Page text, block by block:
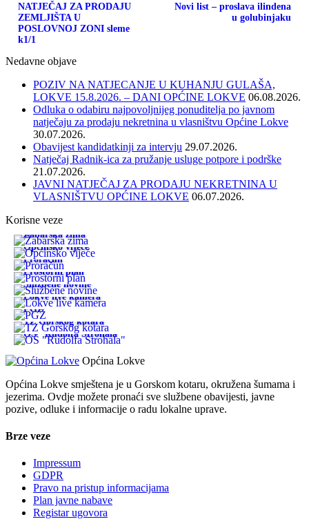
NATJEČAJ ZA PRODAJU
ZEMLJIŠTA U
POSLOVNOJ ZONI sleme
k1/1
Novi list – proslava ilindena
u golubinjaku
Nedavne objave
POZIV NA NATJECANJE U KUHANJU GULAŠA,
LOKVE 15.8.2026. – DANI OPĆINE LOKVE 06.08.2026.
Odluka o odabiru najpovoljnijeg ponuditelja po javnom
natječaju za prodaju nekretnina u vlasništvu Općine Lokve
30.07.2026.
Obavijest kandidatkinji za intervju 29.07.2026.
Natječaj Radnik-ica za pružanje usluge potpore i podrške
21.07.2026.
JAVNI NATJEČAJ ZA PRODAJU NEKRETNINA U
VLASNIŠTVU OPĆINE LOKVE 06.07.2026.
Korisne veze
Žabarska zima
Općinsko vijeće
Proračun
Prostorni plan
Službene novine
Lokve live kamera
PGŽ
TZ Gorskog kotara
OŠ "Rudolfa Strohala"
Općina Lokve
Općina Lokve smještena je u Gorskom kotaru, okružena šumama i
jezerima. Ovdje možete pronaći sve službene obavijesti, javne
pozive, odluke i informacije o radu lokalne uprave.
Brze veze
Impressum
GDPR
Pravo na pristup informacijama
Plan javne nabave
Registar ugovora